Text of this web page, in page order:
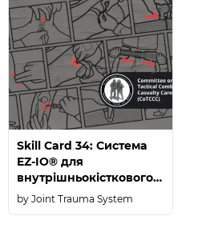
Skill Card 34: Система
EZ-IO® для
внутрішньокісткового
введення в плечову
кістку
Joint Trauma System